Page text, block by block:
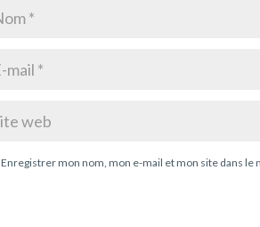
Enregistrer mon nom, mon e-mail et mon site dans le